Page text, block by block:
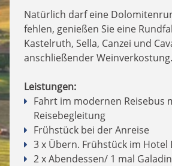
Natürlich darf eine
fehlen, genießen Sie eine
Kastelruth, Sella, Canzei und
anschließender Weinverkostung.
Leistungen:
Fahrt im modernen Reisebus
Reisebegleitung
Frühstück bei der Anreise
3 x Übern. Frühstück im Hotel
2 x Abendessen/ 1 mal